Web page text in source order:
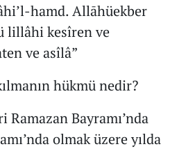
hamd. Allāhüekber
lillâhi kesîren ve
ve asîlâ”
hükmü nedir?
Ramazan Bayramı’nda
olmak üzere yılda